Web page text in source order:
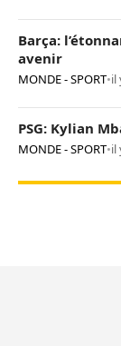
Barça:
avenir
MONDE - SPORT•il
PSG: Kylian
MONDE - SPORT•il